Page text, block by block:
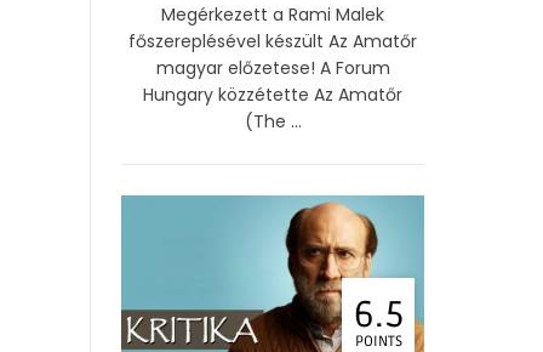
Megérkezett a Rami Malek
főszereplésével készült Az Amatőr
magyar előzetese! A Forum
Hungary közzétette Az Amatőr
(The ...
6.5
POINTS